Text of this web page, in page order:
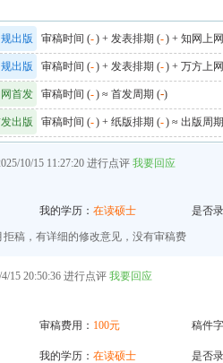
出版 审稿时间 (-) + 发表排期 (-) + 知网上
出版 审稿时间 (-) + 发表排期 (-) + 万方上
首发 审稿时间 (-) ≈ 首发周期 (-)
出版 审稿时间 (-) + 纸版排期 (-) ≈ 出版周
10/15 11:27:20 进行点评 我要回应
我的学历： 在读硕士 是否
拒稿，有详细的修改意见，没有审稿费
15 20:50:36 进行点评 我要回应
审稿费用： 100元 稿件
我的学历： 在读硕士 是否